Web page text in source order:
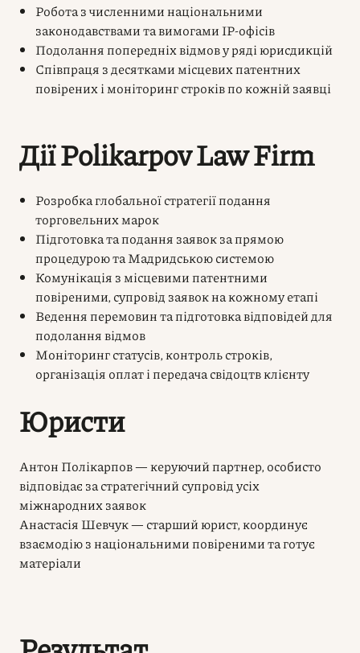
Робота з численними національними
законодавствами та вимогами IP-офісів
Подолання попередніх відмов у ряді юрисдикцій
Співпраця з десятками місцевих патентних
повірених і моніторинг строків по кожній заявці
Дії Polikarpov Law Firm
Розробка глобальної стратегії подання
торговельних марок
Підготовка та подання заявок за прямою
процедурою та Мадридcькою системою
Комунікація з місцевими патентними
повіреними, супровід заявок на кожному етапі
Ведення перемовин та підготовка відповідей для
подолання відмов
Моніторинг статусів, контроль строків,
організація оплат і передача свідоцтв клієнту
Юристи
Антон Полікарпов — керуючий партнер, особисто
відповідає за стратегічний супровід усіх
міжнародних заявок
Анастасія Шевчук — старший юрист, координує
взаємодію з національними повіреними та готує
матеріали